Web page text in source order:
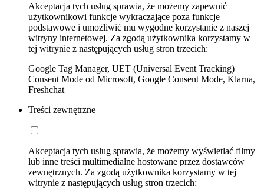
Akceptacja tych usług sprawia, że możemy zapewnić
użytkownikowi funkcje wykraczające poza funkcje
podstawowe i umożliwić mu wygodne korzystanie z naszej
witryny internetowej. Za zgodą użytkownika korzystamy w
tej witrynie z następujących usług stron trzecich:
Google Tag Manager, UET (Universal Event Tracking)
Consent Mode od Microsoft, Google Consent Mode, Klarna,
Freshchat
Treści zewnętrzne
Akceptacja tych usług sprawia, że możemy wyświetlać filmy
lub inne treści multimedialne hostowane przez dostawców
zewnętrznych. Za zgodą użytkownika korzystamy w tej
witrynie z następujących usług stron trzecich: